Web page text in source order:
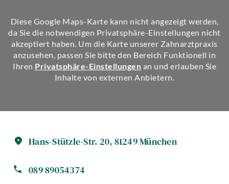
Hans-Stützle-Str. 20, 81249München
089 89054374
Diese Google Maps-Karte kann nicht angezeigt werden,
da Sie die notwendigen Privatsphäre-Einstellungen nicht
akzeptiert haben. Um die Karte unserer Zahnarztpraxis
anzusehen, passen Sie bitte den Bereich Funktionell in
Ihren Privatsphäre-Einstellungen an und erlauben Sie
Inhalte von externen Anbietern.